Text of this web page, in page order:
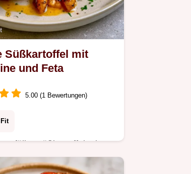
Süßkartoffel mit
und Feta
5.00 (1 Bewertungen)
Gefüllte Süßkartoffel mit
Noten. Inklusive einer